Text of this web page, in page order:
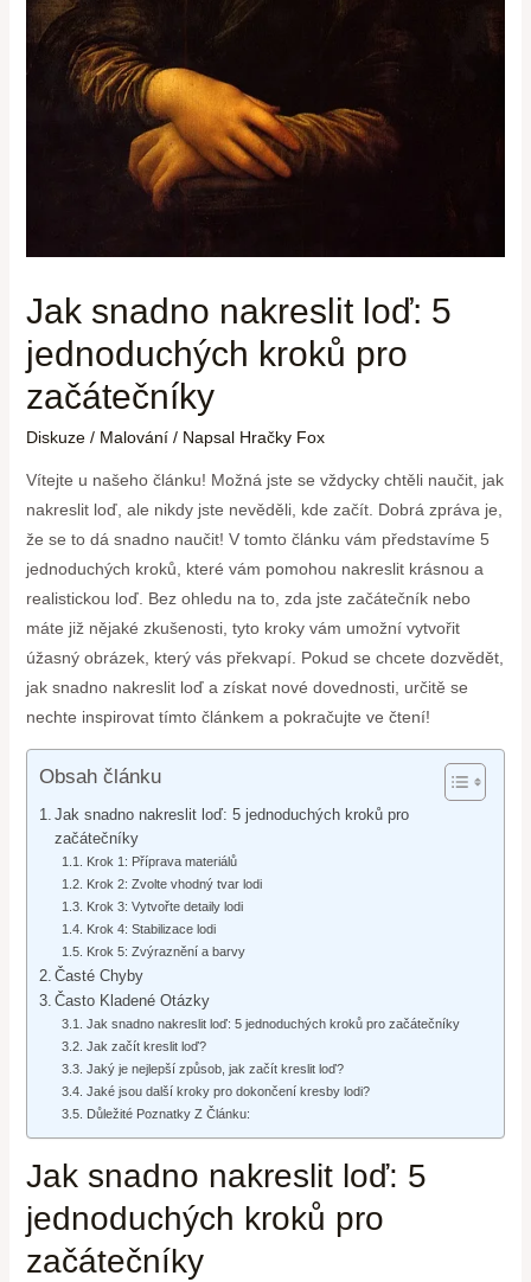
Jak snadno nakreslit loď: 5
jednoduchých kroků pro
začátečníky
Diskuze / Malování/ Napsal Hračky Fox
Vítejte u našeho článku! Možná jste se vždycky chtěli naučit, jak
nakreslit loď, ale nikdy jste nevěděli, kde začít. Dobrá zpráva je,
že se to dá snadno naučit! V tomto článku vám představíme 5
jednoduchých kroků, které vám pomohou nakreslit krásnou a
realistickou loď. Bez ohledu na to, zda jste začátečník nebo
máte již nějaké zkušenosti, tyto kroky vám umožní vytvořit
úžasný obrázek, který vás překvapí. Pokud se chcete dozvědět,
jak snadno nakreslit loď a získat nové dovednosti, určitě se
nechte inspirovat tímto článkem a pokračujte ve čtení!
Obsah článku
Jak snadno nakreslit loď: 5 jednoduchých kroků pro
začátečníky
Krok 1: Příprava materiálů
Krok 2: Zvolte vhodný tvar lodi
Krok 3: Vytvořte detaily lodi
Krok 4: Stabilizace lodi
Krok 5: Zvýraznění a barvy
Časté Chyby
Často Kladené Otázky
Jak snadno nakreslit loď: 5 jednoduchých kroků pro začátečníky
Jak začít kreslit loď?
Jaký je nejlepší způsob, jak začít kreslit loď?
Jaké jsou další kroky pro dokončení kresby lodi?
Důležité Poznatky Z Článku:
Jak snadno nakreslit loď: 5
jednoduchých kroků pro
začátečníky